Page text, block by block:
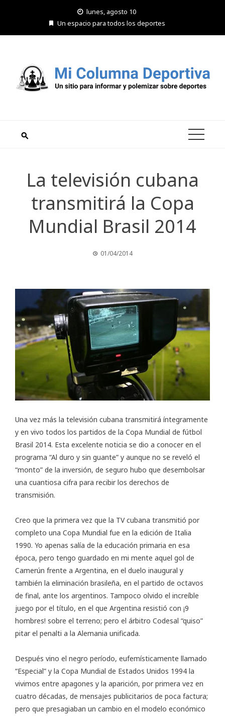
lunes, agosto 10
Un espacio para todos los deportes
La televisión cubana
transmitirá la Copa
Mundial Brasil 2014
01/04/2014
Una vez más la televisión cubana transmitirá íntegramente
y en vivo todos los partidos de la Copa Mundial de fútbol
Brasil 2014. Esta excelente noticia se dio a conocer en el
programa “Al duro y sin guante” y aunque no se reveló el
“monto” de la inversión, de seguro hubo que desembolsar
una cuantiosa cifra para recibir los derechos de
transmisión.
Creo que la primera vez que la TV cubana transmitió por
completo una Copa Mundial fue en la edición de Italia
1990. Yo apenas salía de la educación primaria en esa
época, pero tengo guardado en mi mente aquel gol de
Camerún frente a Argentina, en el duelo inaugural y
también la eliminación brasileña, en el partido de octavos
de final, ante los argentinos. Tampoco olvido el increíble
juego por el título, en el que Argentina resistió con ¡9
hombres! sobre el terreno; pero el árbitro Codesal “quiso”
pitar el penalti a la Alemania unificada.
Después vino el negro período, eufemísticamente llamado
“Especial” y la Copa Mundial de Estados Unidos 1994 la
vivimos entre apagones y la aparición, por primera vez en
cuatro décadas, de mensajes publicitarios de poca factura;
pero que presagiaban un cambio en el modelo económico